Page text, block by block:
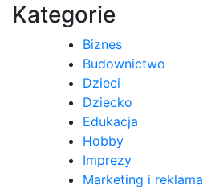
Kategorie
Biznes
Budownictwo
Dzieci
Dziecko
Edukacja
Hobby
Imprezy
Marketing i reklama